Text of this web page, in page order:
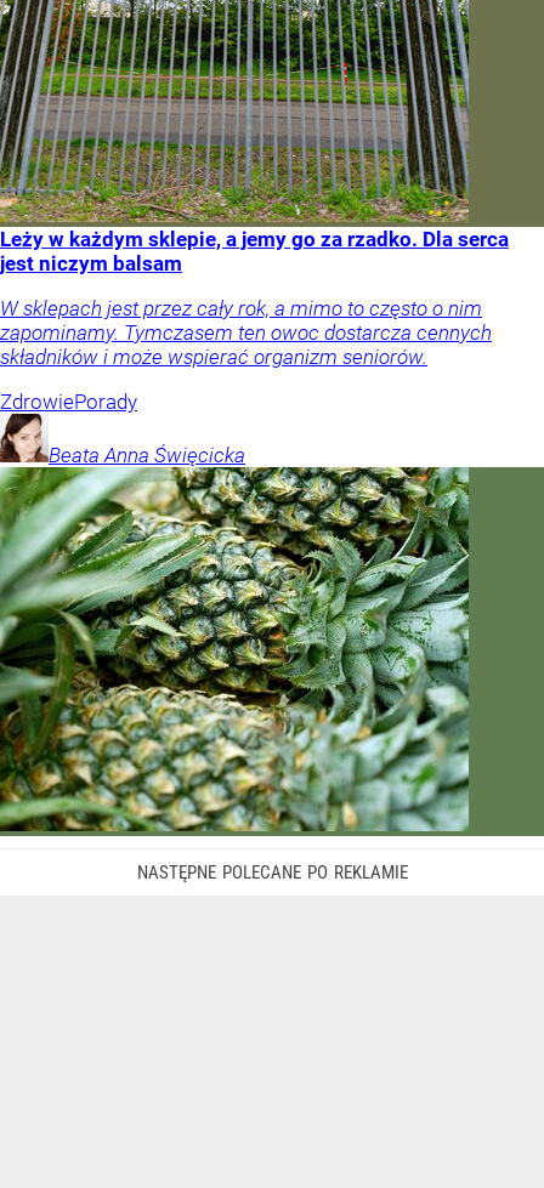
Leży w każdym sklepie, a jemy go za rzadko. Dla serca
jest niczym balsam
W sklepach jest przez cały rok, a mimo to często o nim
zapominamy. Tymczasem ten owoc dostarcza cennych
składników i może wspierać organizm seniorów.
ZdrowiePorady
Beata Anna Święcicka